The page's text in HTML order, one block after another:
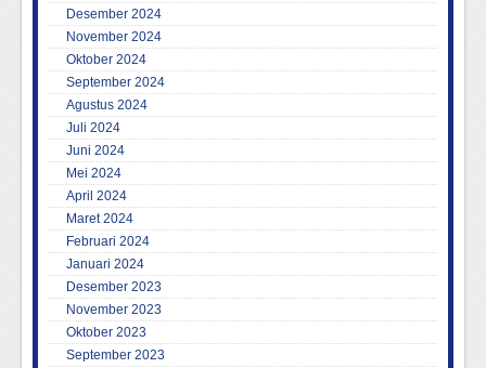
Desember 2024
November 2024
Oktober 2024
September 2024
Agustus 2024
Juli 2024
Juni 2024
Mei 2024
April 2024
Maret 2024
Februari 2024
Januari 2024
Desember 2023
November 2023
Oktober 2023
September 2023